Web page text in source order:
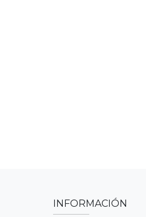
INFORMACIÓN